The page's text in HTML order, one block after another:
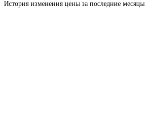
История изменения цены за последние месяцы